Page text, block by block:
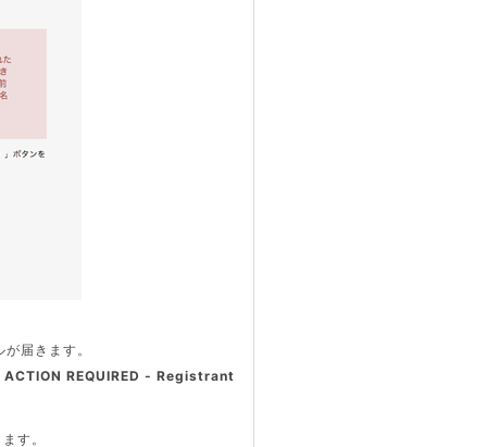
届きます。
ACTION REQUIRED - Registrant
す。